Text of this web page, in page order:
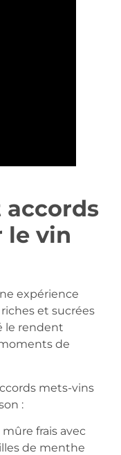
le vin
expérience
et sucrées
le rendent
de
mets-vins
:
frais avec
de menthe